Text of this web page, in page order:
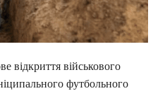
відкриття військового
футбольного